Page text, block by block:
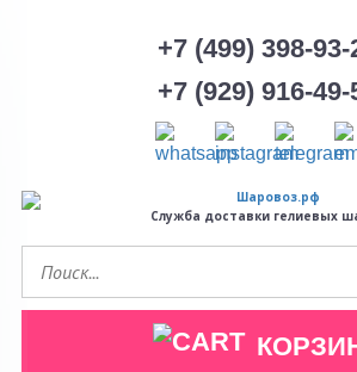
Служба доставки гелиевых
+7 (499) 398-93-
+7 (929) 916-49-